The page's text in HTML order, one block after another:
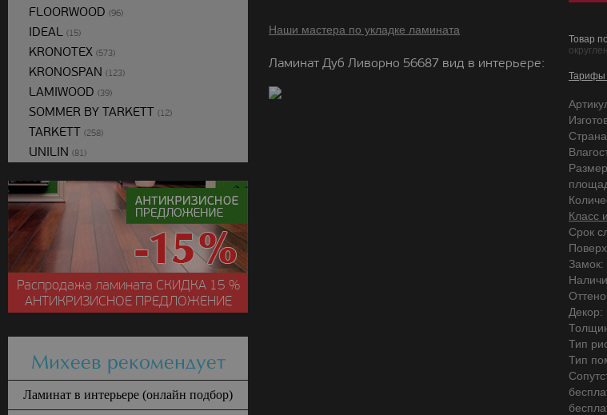
Наши мастера по укладке ламината
Ламинат Дуб Ливорно 56687 вид в интерьере:
Товар
Тарифы
Класс
Срок
Замок:
Декор:
Тип
Тип
FLOORWOOD (96)
IDEAL (15)
KRONOTEX (573)
KRONOSPAN (123)
LAMIWOOD (39)
SOMMER BY TARKETT (12)
TARKETT (258)
UNILIN (81)
Распродажа ламината СКИДКА15 %
АНТИКРИЗИСНОЕ ПРЕДЛОЖЕНИЕ
Михеев рекомендует
Ламинат в интерьере (онлайн подбор)